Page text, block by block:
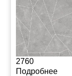
2760
Подробнее